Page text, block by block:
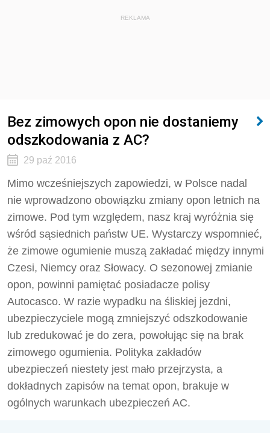
REKLAMA
Bez zimowych opon nie dostaniemy
odszkodowania z AC?
29 paź 2016
Mimo wcześniejszych zapowiedzi, w Polsce nadal
nie wprowadzono obowiązku zmiany opon letnich na
zimowe. Pod tym względem, nasz kraj wyróżnia się
wśród sąsiednich państw UE. Wystarczy wspomnieć,
że zimowe ogumienie muszą zakładać między innymi
Czesi, Niemcy oraz Słowacy. O sezonowej zmianie
opon, powinni pamiętać posiadacze polisy
Autocasco. W razie wypadku na śliskiej jezdni,
ubezpieczyciele mogą zmniejszyć odszkodowanie
lub zredukować je do zera, powołując się na brak
zimowego ogumienia. Polityka zakładów
ubezpieczeń niestety jest mało przejrzysta, a
dokładnych zapisów na temat opon, brakuje w
ogólnych warunkach ubezpieczeń AC.